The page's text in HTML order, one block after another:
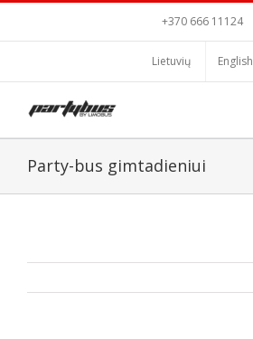
+370 666 11124
Lietuvių English
Party-bus gimtadieniui